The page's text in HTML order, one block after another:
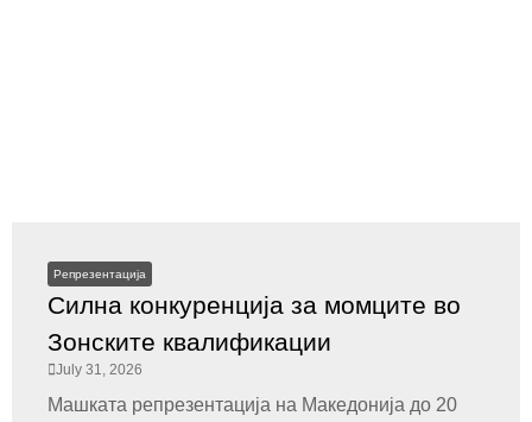
Репрезентација
Силна конкуренција за момците во
Зонските квалификации
July 31, 2026
Машката репрезентација на Македонија до 20